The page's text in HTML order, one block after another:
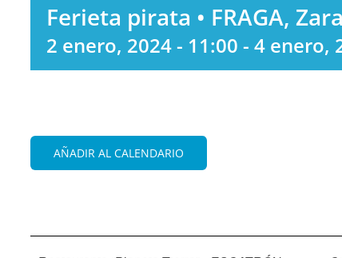
Ferieta pirata • FRAGA,
2 enero, 2024 - 11:00 - 4 enero,
AÑADIR AL CALENDARIO